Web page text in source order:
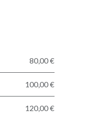
80,00 €
100,00 €
120,00 €